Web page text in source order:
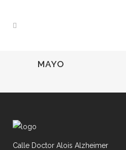
MAYO
Calle Doctor Alois Alzheimer